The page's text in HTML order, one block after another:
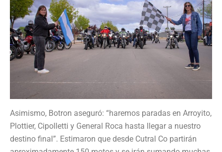
Asimismo, Botron aseguró: “haremos paradas en Arroyito,
Plottier, Cipolletti y General Roca hasta llegar a nuestro
destino final”. Estimaron que desde Cutral Co partirán